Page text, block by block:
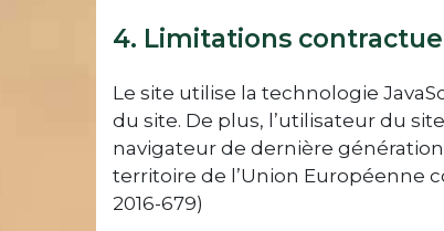
4. Limitations
Le site utilise la technologie
du site. De plus, l’utilisateur du
navigateur de dernière
territoire de l’Union Européenne
2016-679)